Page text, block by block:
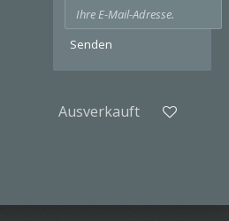
Senden
Ausverkauft